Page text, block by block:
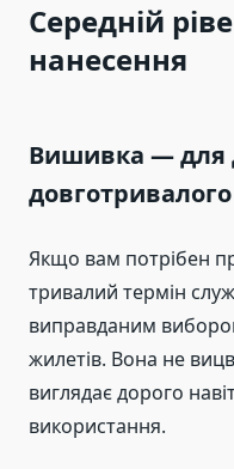
Середній
нанесення
Вишивка — для
довготривалого
Якщо вам потрібен
тривалий термін
виправданим
жилетів. Вона не
виглядає дорого
використання.